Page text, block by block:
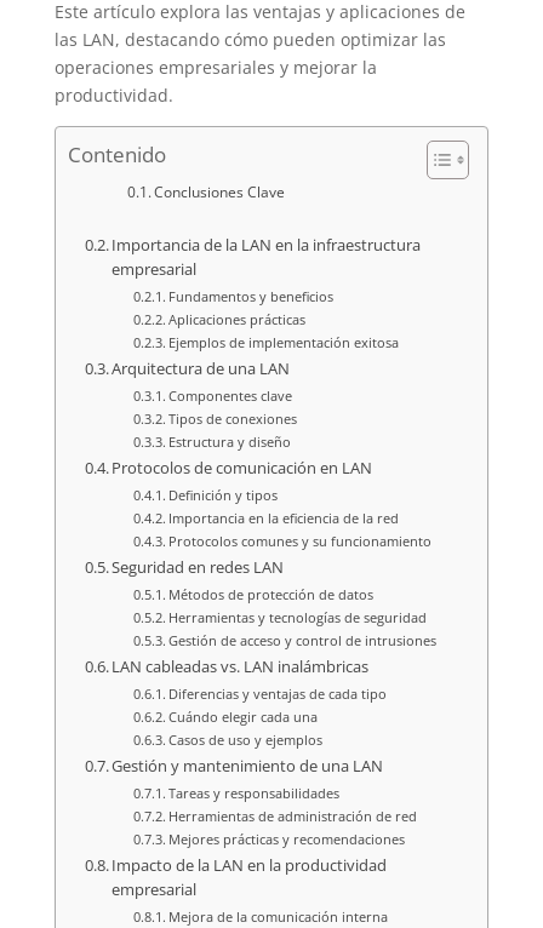
Este artículo explora las ventajas y aplicaciones de
las LAN, destacando cómo pueden optimizar las
operaciones empresariales y mejorar la
productividad.
Contenido
Conclusiones Clave
Importancia de la LAN en la infraestructura
empresarial
Fundamentos y beneficios
Aplicaciones prácticas
Ejemplos de implementación exitosa
Arquitectura de una LAN
Componentes clave
Tipos de conexiones
Estructura y diseño
Protocolos de comunicación en LAN
Definición y tipos
Importancia en la eficiencia de la red
Protocolos comunes y su funcionamiento
Seguridad en redes LAN
Métodos de protección de datos
Herramientas y tecnologías de seguridad
Gestión de acceso y control de intrusiones
LAN cableadas vs. LAN inalámbricas
Diferencias y ventajas de cada tipo
Cuándo elegir cada una
Casos de uso y ejemplos
Gestión y mantenimiento de una LAN
Tareas y responsabilidades
Herramientas de administración de red
Mejores prácticas y recomendaciones
Impacto de la LAN en la productividad
empresarial
Mejora de la comunicación interna